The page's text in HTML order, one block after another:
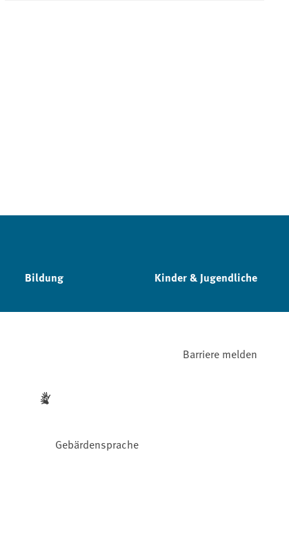
Bildung Kinder & Jugendliche
Gebärdensprache
Barriere melden